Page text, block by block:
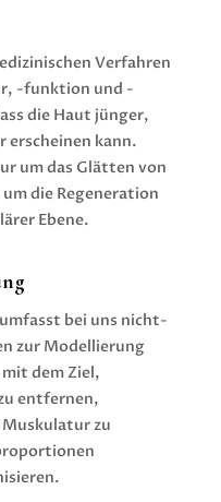
Verfahren
-funktion und -
die Haut jünger,
erscheinen kann.
um das Glätten von
die Regeneration
Ebene.
bei uns nicht-
zur Modellierung
dem Ziel,
entfernen,
zu